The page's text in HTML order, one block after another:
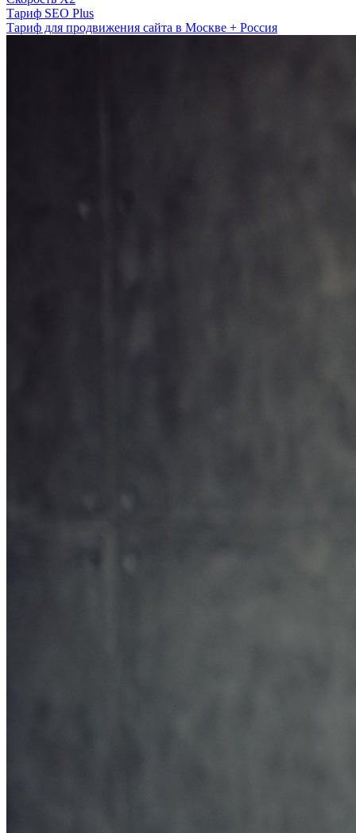
Тариф SEO Plus
Тариф для продвижения сайта в Москве + Россия